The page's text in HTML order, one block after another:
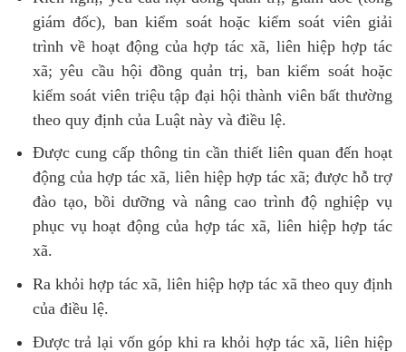
giám đốc), ban kiểm soát hoặc kiểm soát viên giải
trình về hoạt động của hợp tác xã, liên hiệp hợp tác
xã; yêu cầu hội đồng quản trị, ban kiểm soát hoặc
kiểm soát viên triệu tập đại hội thành viên bất thường
theo quy định của Luật này và điều lệ.
Được cung cấp thông tin cần thiết liên quan đến hoạt
động của hợp tác xã, liên hiệp hợp tác xã; được hỗ trợ
đào tạo, bồi dưỡng và nâng cao trình độ nghiệp vụ
phục vụ hoạt động của hợp tác xã, liên hiệp hợp tác
xã.
Ra khỏi hợp tác xã, liên hiệp hợp tác xã theo quy định
của điều lệ.
Được trả lại vốn góp khi ra khỏi hợp tác xã, liên hiệp